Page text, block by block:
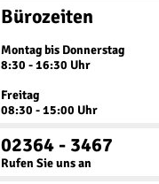
Bürozeiten
Montag bis Donnerstag
8:30 - 16:30 Uhr
Freitag
08:30 - 15:00 Uhr
02364 - 3467
Rufen Sie uns an